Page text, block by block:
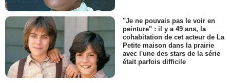
"Je ne pouvais pas le voir en
peinture" : il y a 49 ans, la
cohabitation de cet acteur de La
Petite maison dans la prairie
avec l'une des stars de la série
était parfois difficile